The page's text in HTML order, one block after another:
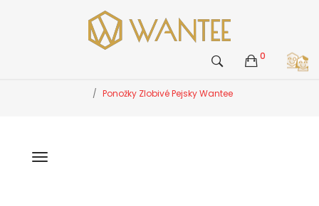
0
Ponožky Zlobivé Pejsky Wantee